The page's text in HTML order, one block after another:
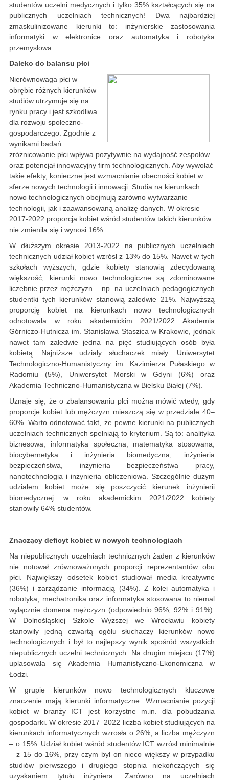
studentów uczelni medycznych i tylko 35% kształcących się na
publicznych uczelniach technicznych! Dwa najbardziej
zmaskulinizowane kierunki to: inżynierskie zastosowania
informatyki w elektronice oraz automatyka i robotyka
przemysłowa.
Daleko do balansu płci
Nierównowaga płci w
obrębie różnych kierunków
studiów utrzymuje się na
rynku pracy i jest szkodliwa
dla rozwoju społeczno-
gospodarczego. Zgodnie z
wynikami badań
zróżnicowanie płci wpływa pozytywnie na wydajność zespołów
oraz potencjał innowacyjny firm technologicznych. Aby wywołać
takie efekty, konieczne jest wzmacnianie obecności kobiet w
sferze nowych technologii i innowacji. Studia na kierunkach
nowo technologicznych obejmują zarówno wytwarzanie
technologii, jak i zaawansowaną analizę danych. W okresie
2017-2022 proporcja kobiet wśród studentów takich kierunków
nie zmieniła się i wynosi 16%.
W dłuższym okresie 2013-2022 na publicznych uczelniach
technicznych udział kobiet wzrósł z 13% do 15%. Nawet w tych
szkołach wyższych, gdzie kobiety stanowią zdecydowaną
większość, kierunki nowo technologiczne są zdominowane
liczebnie przez mężczyzn – np. na uczelniach pedagogicznych
studentki tych kierunków stanowią zaledwie 21%. Najwyższą
proporcję kobiet na kierunkach nowo technologicznych
odnotowała w roku akademickim 2021/2022 Akademia
Górniczo-Hutnicza im. Stanisława Staszica w Krakowie, jednak
nawet tam zaledwie jedna na pięć studiujących osób była
kobietą. Najniższe udziały słuchaczek miały: Uniwersytet
Technologiczno-Humanistyczny im. Kazimierza Pułaskiego w
Radomiu (5%), Uniwersytet Morski w Gdyni (6%) oraz
Akademia Techniczno-Humanistyczna w Bielsku Białej (7%).
Uznaje się, że o zbalansowaniu płci można mówić wtedy, gdy
proporcje kobiet lub mężczyzn mieszczą się w przedziale 40–
60%. Warto odnotować fakt, że pewne kierunki na publicznych
uczelniach technicznych spełniają to kryterium. Są to: analityka
biznesowa, informatyka społeczna, matematyka stosowana,
biocybernetyka i inżynieria biomedyczna, inżynieria
bezpieczeństwa, inżynieria bezpieczeństwa pracy,
nanotechnologia i inżynieria obliczeniowa. Szczególnie dużym
udziałem kobiet może się poszczycić kierunek inżynierii
biomedycznej: w roku akademickim 2021/2022 kobiety
stanowiły 64% studentów.
Znaczący deficyt kobiet w nowych technologiach
Na niepublicznych uczelniach technicznych żaden z kierunków
nie notował zrównoważonych proporcji reprezentantów obu
płci. Największy odsetek kobiet studiował media kreatywne
(36%) i zarządzanie informacją (34%). Z kolei automatyka i
robotyka, mechatronika oraz informatyka stosowana to niemal
wyłącznie domena mężczyzn (odpowiednio 96%, 92% i 91%).
W Dolnośląskiej Szkole Wyższej we Wrocławiu kobiety
stanowiły jedną czwartą ogółu słuchaczy kierunków nowo
technologicznych i był to najlepszy wynik spośród wszystkich
niepublicznych uczelni technicznych. Na drugim miejscu (17%)
uplasowała się Akademia Humanistyczno-Ekonomiczna w
Łodzi.
W grupie kierunków nowo technologicznych kluczowe
znaczenie mają kierunki informatyczne. Wzmacnianie pozycji
kobiet w branży ICT jest korzystne m.in. dla pobudzania
gospodarki. W okresie 2017–2022 liczba kobiet studiujących na
kierunkach informatycznych wzrosła o 26%, a liczba mężczyzn
– o 15%. Udział kobiet wśród studentów ICT wzrósł minimalnie
– z 15 do 16%, przy czym był on nieco większy w przypadku
studiów pierwszego i drugiego stopnia niekończących się
uzyskaniem tytułu inżyniera. Zarówno na uczelniach